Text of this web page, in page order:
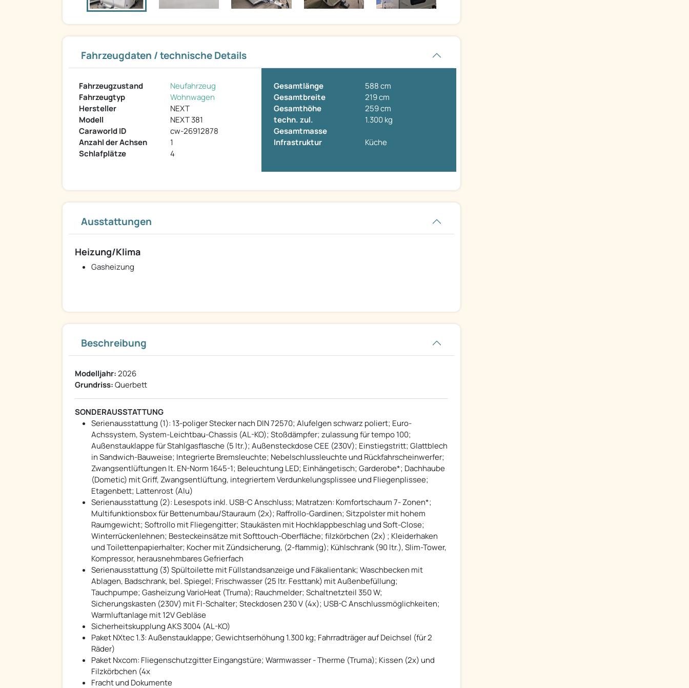
Fahrzeugdaten / technische Details
Fahrzeugzustand
Neufahrzeug
Fahrzeugtyp
Wohnwagen
Hersteller
NEXT
Modell
NEXT 381
Caraworld ID
cw-26912878
Anzahl der Achsen
1
Schlafplätze
4
Gesamtlänge
588 cm
Gesamtbreite
219 cm
Gesamthöhe
259 cm
techn. zul.
Gesamtmasse
1.300 kg
Infrastruktur Küche
Ausstattungen
Heizung/Klima
Gasheizung
Beschreibung
Modelljahr:2026
Grundriss:Querbett
SONDERAUSSTATTUNG
Serienausstattung (1): 13-poliger Stecker nach DIN 72570; Alufelgen schwarz poliert; Euro-
Achssystem, System-Leichtbau-Chassis (AL-KO); Stoßdämpfer; zulassung für tempo 100;
Außenstauklappe für Stahlgasflasche (5 ltr.); Außensteckdose CEE (230V); Einstiegstritt; Glattblech
in Sandwich-Bauweise; Integrierte Bremsleuchte; Nebelschlussleuchte und Rückfahrscheinwerfer;
Zwangsentlüftungen lt. EN-Norm 1645-1; Beleuchtung LED; Einhängetisch; Garderobe*; Dachhaube
(Dometic) mit Griff, Zwangsentlüftung, integriertem Verdunkelungsplissee und Fliegenplissee;
Etagenbett; Lattenrost (Alu)
Serienausstattung (2): Lesespots inkl. USB-C Anschluss; Matratzen: Komfortschaum 7- Zonen*;
Multifunktionsbox für Bettenumbau/Stauraum (2x); Raffrollo-Gardinen; Sitzpolster mit hohem
Raumgewicht; Softrollo mit Fliegengitter; Staukästen mit Hochklappbeschlag und Soft-Close;
Winterrückenlehnen; Besteckeinsätze mit Softtouch-Oberfläche; filzkörbchen (2x) ; Kleiderhaken
und Toilettenpapierhalter; Kocher mit Zündsicherung, (2-flammig); Kühlschrank (90 ltr.), Slim-Tower,
Kompressor, herausnehmbares Gefrierfach
Serienausstattung (3) Spültoilette mit Füllstandsanzeige und Fäkalientank; Waschbecken mit
Ablagen, Badschrank, bel. Spiegel; Frischwasser (25 ltr. Festtank) mit Außenbefüllung;
Tauchpumpe; Gasheizung VarioHeat (Truma); Rauchmelder; Schaltnetzteil 350 W;
Sicherungskasten (230V) mit FI-Schalter; Steckdosen 230 V (4x); USB-C Anschlussmöglichkeiten;
Warmluftanlage mit 12V Gebläse
Sicherheitskupplung AKS 3004 (AL-KO)
Paket NXtec 1.3: Außenstauklappe; Gewichtserhöhung 1.300 kg; Fahrradträger auf Deichsel (für 2
Räder)
Paket Nxcom: Fliegenschutzgitter Eingangstüre; Warmwasser - Therme (Truma); Kissen (2x) und
Filzkörbchen (4x
Fracht und Dokumente